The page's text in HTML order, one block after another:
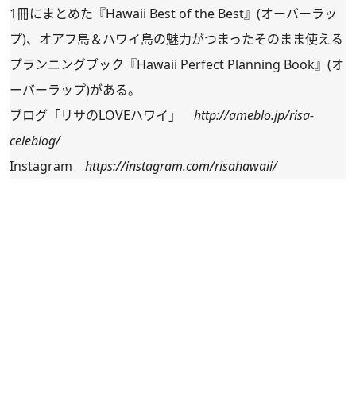
1冊にまとめた『Hawaii Best of the Best』(オーバーラッ
プ)、オアフ島＆ハワイ島の魅力がつまったそのまま使える
プランニングブック『Hawaii Perfect Planning Book』(オ
ーバーラップ)がある。
ブログ「リサのLOVEハワイ」 http://ameblo.jp/risa-
celeblog/
Instagram https://instagram.com/risahawaii/